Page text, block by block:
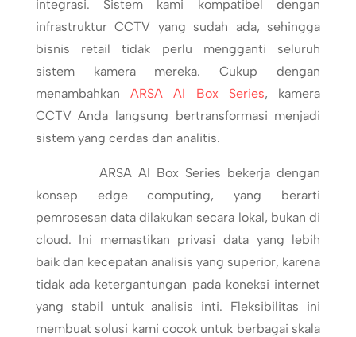
integrasi. Sistem kami kompatibel dengan
infrastruktur CCTV yang sudah ada, sehingga
bisnis retail tidak perlu mengganti seluruh
sistem kamera mereka. Cukup dengan
menambahkanARSA AI Box Series, kamera
CCTV Anda langsung bertransformasi menjadi
sistem yang cerdas dan analitis.
ARSA AI Box Series bekerja dengan
konsep edge computing, yang berarti
pemrosesan data dilakukan secara lokal, bukan di
cloud. Ini memastikan privasi data yang lebih
baik dan kecepatan analisis yang superior, karena
tidak ada ketergantungan pada koneksi internet
yang stabil untuk analisis inti. Fleksibilitas ini
membuat solusi kami cocok untuk berbagai skala